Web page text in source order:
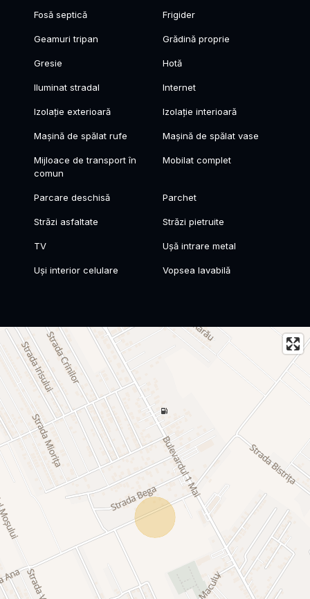
Fosă septică Frigider
Geamuri tripan Grădină proprie
Gresie Hotă
Iluminat stradal Internet
Izolație exterioară Izolație interioară
Mașină de spălat rufe Mașină de spălat vase
Mijloace de transport în
comun
Mobilat complet
Parcare deschisă Parchet
Străzi asfaltate Străzi pietruite
TV Ușă intrare metal
Uși interior celulare Vopsea lavabilă